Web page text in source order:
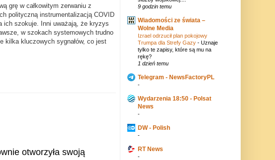
grę w całkowitym zerwaniu z
polityczną instrumentalizacją COVID
ich szokuje. Inni uważają, że kryzys
w szokach systemowych trudno
kilka kluczowych sygnałów, co jest
otworzyła swoją
9 godzin temu
Wiadomości ze świata –
Wolne Media
Izrael odrzucił plan pokojowy
Trumpa dla Strefy Gazy - Uznaje
tylko te zapisy, które są mu na
rękę?
1 dzień temu
Telegram - NewsFactoryPL
-
Wydarzenia 18:50 - Polsat
News
-
DW - Polish
-
RT News
-